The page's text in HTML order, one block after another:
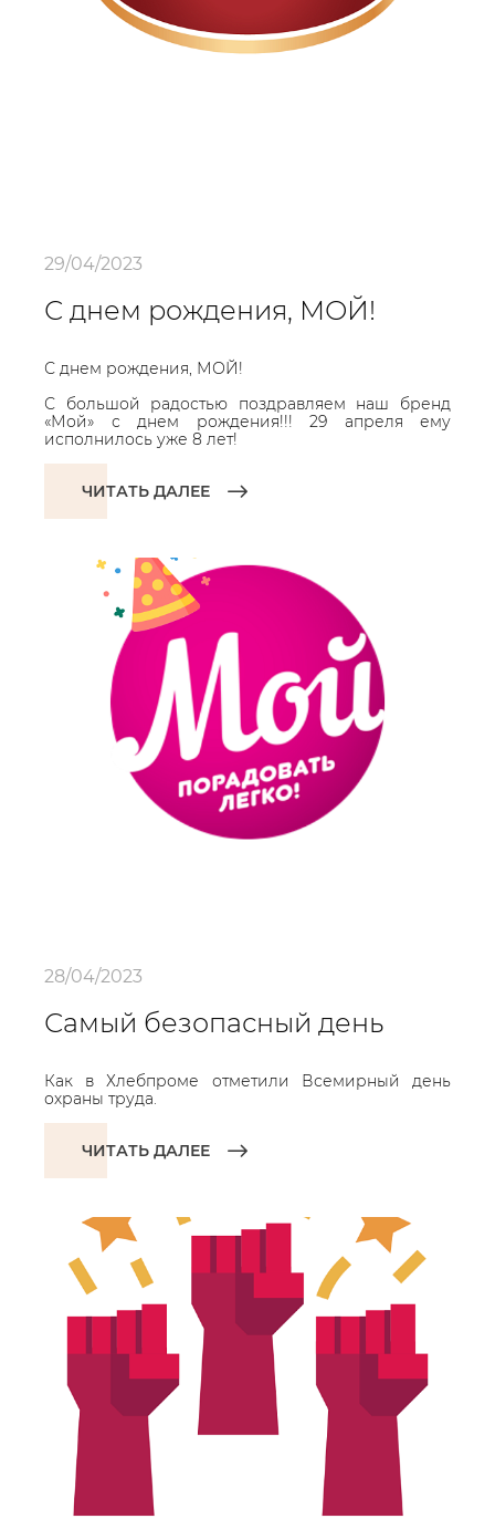
29/04/2023
С днем рождения, МОЙ!
С днем рождения, МОЙ!
С большой радостью поздравляем наш бренд
«Мой» с днем рождения!!! 29 апреля ему
исполнилось уже 8 лет!
ЧИТАТЬ ДАЛЕЕ
28/04/2023
Самый безопасный день
Как в Хлебпроме отметили Всемирный день
охраны труда.
ЧИТАТЬ ДАЛЕЕ